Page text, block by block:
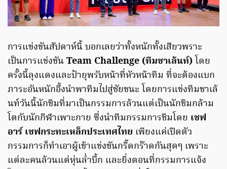
การแข่งขันสัปดาห์นี้ บอกเลยว่าทั้งหนักทั้งเสียวพราะ
เป็นการแข่งขันTeam Challenge (ทีมชาเล้นท์) โดย
ครั้งนี้ลุงแดงและป้ายุพรับหน้าที่หัวหน้าทีม ที่จะต้องแบก
ภาระอันหนักอึ้งนำพาทีมไปสู่ชัยชนะ โดยการแข่งทีมชาเล้
นท์วันนี้นักชิมที่มาเป็นกรรมการล้วนแต่เป็นนักชิมกล้าม
โตกับนักกีฬาเพาะกาย ซึ่งนำทีมกรรมการชิมโดย เชฟ
อาร์ เชฟกระทะเหล็กประเทศไทย เพียงแค่เปิดตัว
กรรมการก็ทำเอาผู้เข้าแข่งขันกรี๊ดกร๊าดกันสุดๆ เพราะ
แต่ละคนล้วนแต่หุ่นล่ำบึ้ก และยิ่งตอนที่กรรมการแจ้ง